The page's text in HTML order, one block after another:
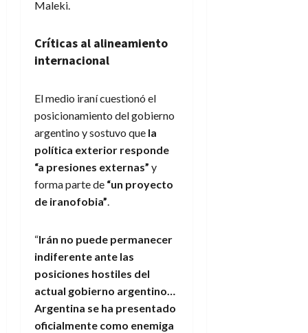
Maleki.
Críticas al alineamiento
internacional
El medio iraní cuestionó el
posicionamiento del gobierno
argentino y sostuvo que la
política exterior responde
“a presiones externas” y
forma parte de “un proyecto
de iranofobia”.
“Irán no puede permanecer
indiferente ante las
posiciones hostiles del
actual gobierno argentino…
Argentina se ha presentado
oficialmente como enemiga